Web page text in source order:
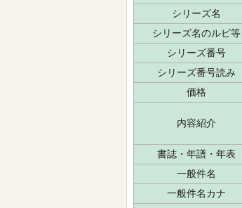
シリーズ名
シリーズ名のルビ等
シリーズ番号
シリーズ番号読み
価格
内容紹介
書誌・年譜・年表
一般件名
一般件名カナ